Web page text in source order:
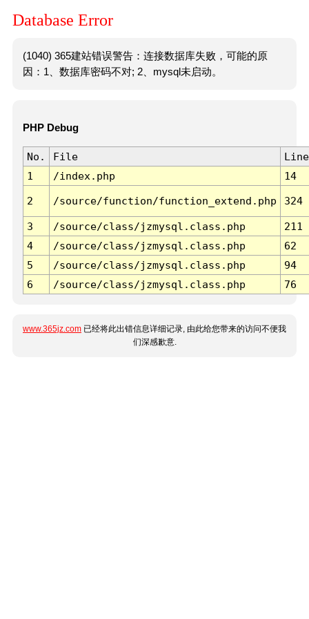
Database Error
(1040) 365建站错误警告：连接数据库失败，可能的原
因：1、数据库密码不对; 2、mysql未启动。
PHP Debug
No. File
Line
1
/index.php 14
2 /source/function/function_extend.php 324
3 /source/class/jzmysql.class.php
211
4
/source/class/jzmysql.class.php
62
5
/source/class/jzmysql.class.php
94
6
/source/class/jzmysql.class.php 76
www.365jz.com 已经将此出错信息详细记录, 由此给您带来的访问不便我
们深感歉意.